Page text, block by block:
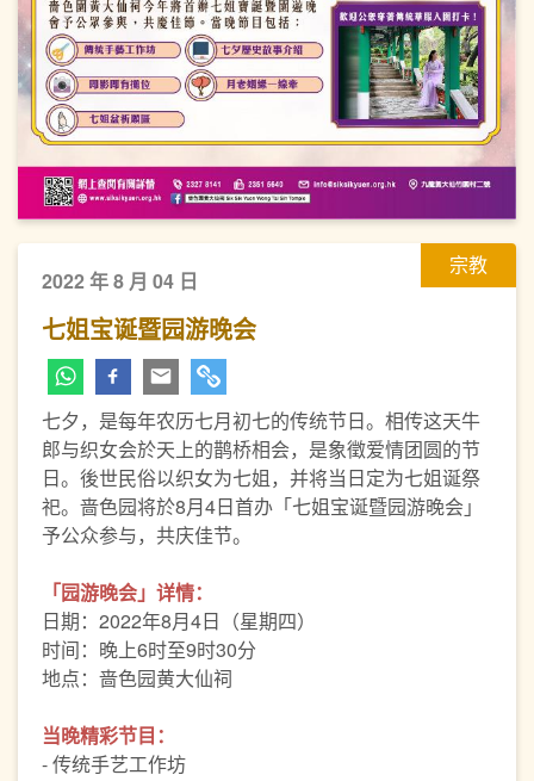
宗教
2022 年 8 月 04 日
七姐宝诞暨园游晚会
七夕，是每年农历七月初七的传统节日。相传这天牛
郎与织女会於天上的鹊桥相会，是象徵爱情团圆的节
日。後世民俗以织女为七姐，并将当日定为七姐诞祭
祀。啬色园将於8月4日首办「七姐宝诞暨园游晚会」
予公众参与，共庆佳节。
「园游晚会」详情：
日期：2022年8月4日（星期四）
时间：晚上6时至9时30分
地点：啬色园黄大仙祠
当晚精彩节目：
- 传统手艺工作坊